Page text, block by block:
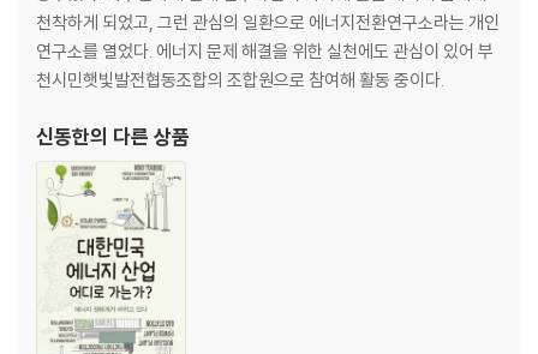
천착하게 되었고, 그런 관심의 일환으로 에너지전환연구소라는 개인
연구소를 열었다. 에너지 문제 해결을 위한 실천에도 관심이 있어 부
천시민햇빛발전협동조합의 조합원으로 참여해 활동 중이다.
신동한의 다른 상품